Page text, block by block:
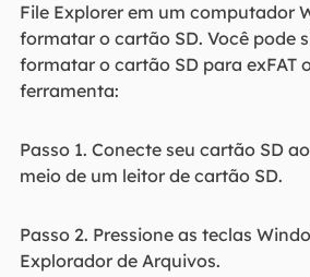
File Explorer em um computador
formatar o cartão SD. Você pode
formatar o cartão SD para exFAT
ferramenta:
Passo 1. Conecte seu cartão SD
meio de um leitor de cartão SD.
Passo 2. Pressione as teclas
Explorador de Arquivos.